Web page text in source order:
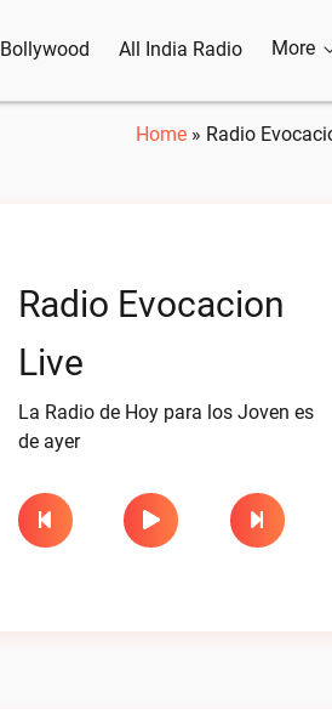
Bollywood All India Radio More
Home » Radio
Radio Evocacion
Live
La Radio de Hoy para los Joven es
de ayer